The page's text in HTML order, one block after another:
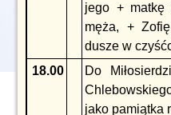
jego +
męża, +
dusze w
18.00
Do
jako pamiątka